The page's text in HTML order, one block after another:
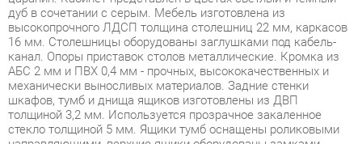
АБС 2 мм и ПВХ 0,4 мм - прочных, высококачественных и
механически выносливых материалов. Задние стенки
шкафов, тумб и днища ящиков изготовлены из ДВП
толщиной 3,2 мм. Используется прозрачное закаленное
стекло толщиной 5 мм. Ящики тумб оснащены роликовыми
направляющими, верхние ящики оборудованы замками.
Опоры регулируются, что позволят компенсировать
неровности пола. Модельный ряд соответствует всем
требованиям функциональности рабочего пространства, что
позволяет создавать удобные и современные мебельные